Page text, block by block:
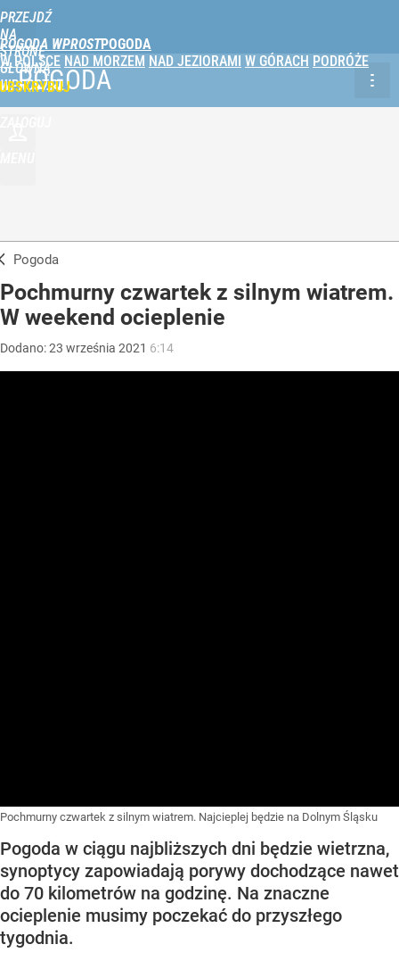
PRZEJDŹ
NA
STRONĘ
GŁÓWNĄ
WPROST.PL
POGODA WPROST
W POLSCE NAD MORZEM NAD JEZIORAMI W GÓRACH PODRÓŻE
POGODA
Pogoda
Pochmurny czwartek z silnym wiatrem.
W weekend ocieplenie
Dodano:23 września 2021 6:14
Pochmurny czwartek z silnym wiatrem. Najcieplej będzie na Dolnym Śląsku
Pogoda w ciągu najbliższych dni będzie wietrzna,
synoptycy zapowiadają porywy dochodzące nawet
do 70 kilometrów na godzinę. Na znaczne
ocieplenie musimy poczekać do przyszłego
tygodnia.